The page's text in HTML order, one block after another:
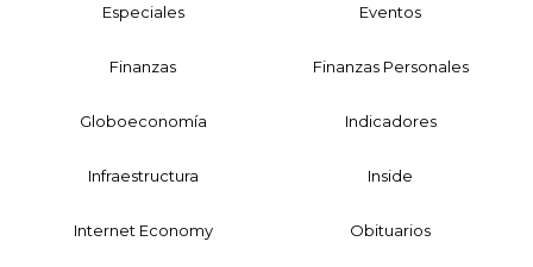
Especiales Eventos
Finanzas Finanzas Personales
Globoeconomía Indicadores
Infraestructura Inside
Internet Economy Obituarios